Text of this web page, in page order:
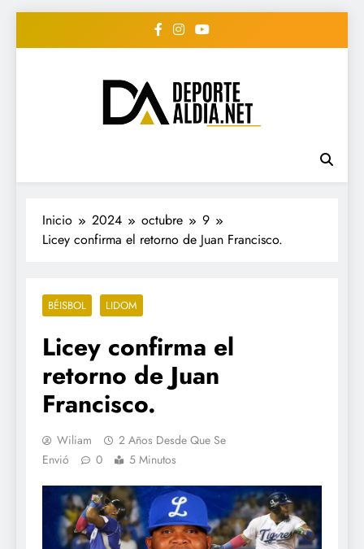
• DEPORTE AL DIA •
"Periodico Deportivo
Digital"
#deportealdiard #deportealdiaperiodico
Inicio 2024 octubre
9
Licey confirma el retorno de Juan Francisco.
BÉISBOL LIDOM
Licey confirma el
retorno de Juan
Francisco.
Wiliam
2 Años Desde Que Se
Envió
0 5 Minutos